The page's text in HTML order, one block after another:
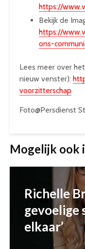
https://
Bekijk de
https://
ons-
Lees meer over
nieuw venster):
voorzitterschap
Foto@Persdienst
Mogelijk ook
Richelle
gevoelige
elkaar’